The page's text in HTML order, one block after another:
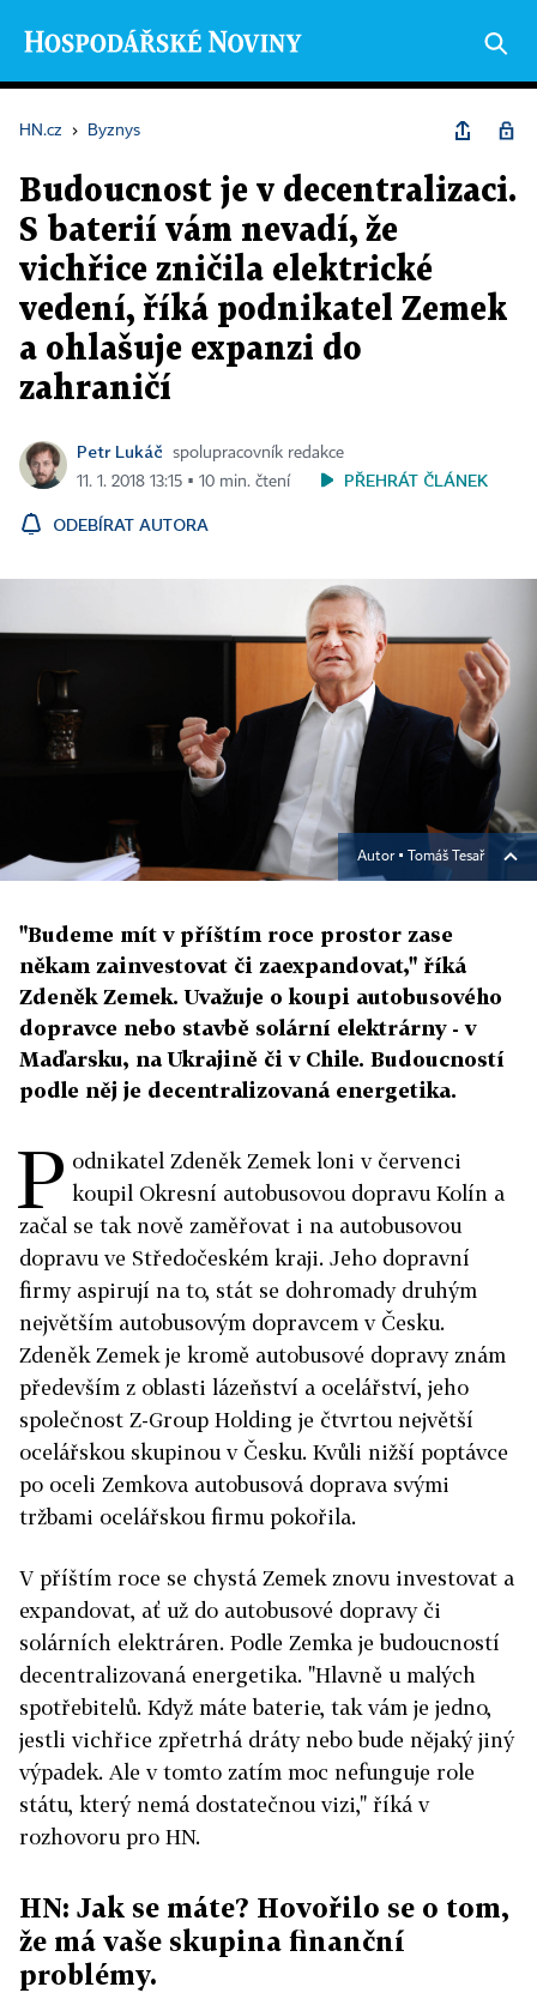
HN.cz › Byznys
Budoucnost je v decentralizaci.
S baterií vám nevadí, že
vichřice zničila elektrické
vedení, říká podnikatel Zemek
a ohlašuje expanzi do
zahraničí
Petr Lukáč
spolupracovník redakce
11. 1. 2018 13:15 ▪ 10 min. čtení
PŘEHRÁT ČLÁNEK
ODEBÍRAT AUTORA
Autor ▪ Tomáš Tesař
"Budeme mít v příštím roce prostor zase
někam zainvestovat či zaexpandovat," říká
Zdeněk Zemek. Uvažuje o koupi autobusového
dopravce nebo stavbě solární elektrárny - v
Maďarsku, na Ukrajině či v Chile. Budoucností
podle něj je decentralizovaná energetika.
P odnikatel Zdeněk Zemek loni v červenci
koupil Okresní autobusovou dopravu Kolín a
začal se tak nově zaměřovat i na autobusovou
dopravu ve Středočeském kraji. Jeho dopravní
firmy aspirují na to, stát se dohromady druhým
největším autobusovým dopravcem v Česku.
Zdeněk Zemek je kromě autobusové dopravy znám
především z oblasti lázeňství a ocelářství, jeho
společnost Z-Group Holding je čtvrtou největší
ocelářskou skupinou v Česku. Kvůli nižší poptávce
po oceli Zemkova autobusová doprava svými
tržbami ocelářskou firmu pokořila.
V příštím roce se chystá Zemek znovu investovat a
expandovat, ať už do autobusové dopravy či
solárních elektráren. Podle Zemka je budoucností
decentralizovaná energetika. "Hlavně u malých
spotřebitelů. Když máte baterie, tak vám je jedno,
jestli vichřice zpřetrhá dráty nebo bude nějaký jiný
výpadek. Ale v tomto zatím moc nefunguje role
státu, který nemá dostatečnou vizi," říká v
rozhovoru pro HN.
HN: Jak se máte? Hovořilo se o tom,
že má vaše skupina finanční
problémy.